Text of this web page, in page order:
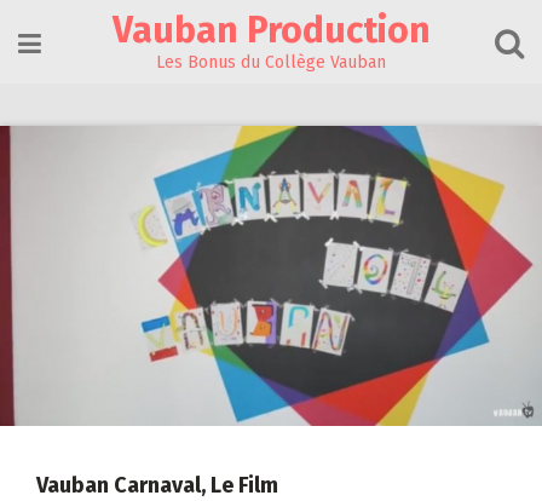
content
Vauban Production
Les Bonus du Collège Vauban
Vauban Carnaval, Le Film